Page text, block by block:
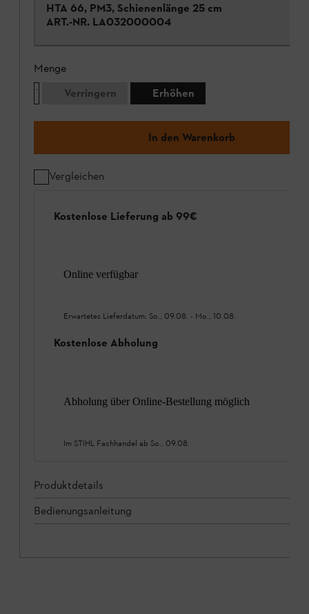
HTA 66, PM3, Schienenlänge 25 cm
ART.-NR. LA032000004
Menge
Verringern
Erhöhen
In den Warenkorb
Vergleichen
Kostenlose Lieferung ab 99€
Online verfügbar
Erwartetes Lieferdatum: So., 09.08. - Mo., 10.08.
Kostenlose Abholung
Abholung über Online-Bestellung möglich
Im STIHL Fachhandel ab So., 09.08.
Produktdetails
Bedienungsanleitung